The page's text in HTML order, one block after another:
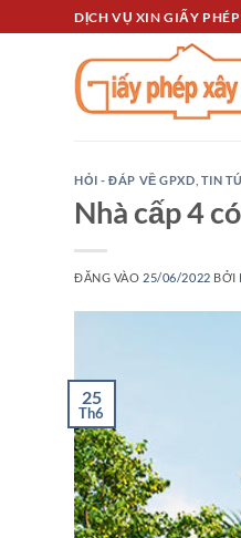
qua
DỊCH VỤ XIN GIẤY
HỎI - ĐÁP VỀ GPXD TIN
Nhà cấp 4
ĐĂNG VÀO 25/06/2022 BỞI
25
Th6